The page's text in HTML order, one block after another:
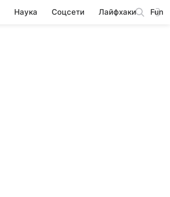
Наука Соцсети Лайфхаки Fun